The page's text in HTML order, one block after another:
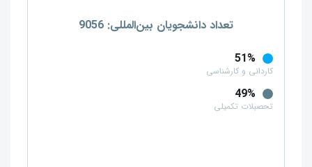
تعداد دانشجویان بین‌المللی: 9056
51%
کاردانی و کارشناسی
49%
تحصبلات تکمیلی